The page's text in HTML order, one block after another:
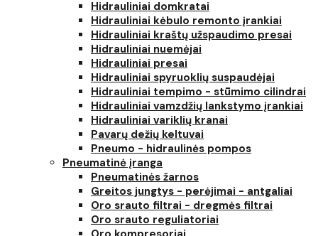
Hidrauliniai domkratai
Hidrauliniai kėbulo remonto įrankiai
Hidrauliniai kraštų užspaudimo presai
Hidrauliniai nuemėjai
Hidrauliniai presai
Hidrauliniai spyruoklių suspaudėjai
Hidrauliniai tempimo - stūmimo cilindrai
Hidrauliniai vamzdžių lankstymo įrankiai
Hidrauliniai variklių kranai
Pavarų dežių keltuvai
Pneumo - hidraulinės pompos
Pneumatinė įranga
Pneumatinės žarnos
Greitos jungtys - perėjimai - antgaliai
Oro srauto filtrai - dregmės filtrai
Oro srauto reguliatoriai